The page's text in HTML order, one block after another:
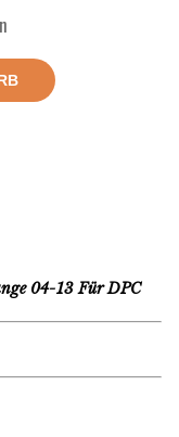
04-13 Für DPC